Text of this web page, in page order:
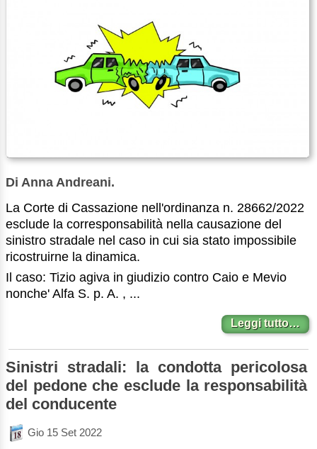
Di Anna Andreani.
La Corte di Cassazione nell'ordinanza n. 28662/2022
esclude la corresponsabilità nella causazione del
sinistro stradale nel caso in cui sia stato impossibile
ricostruirne la dinamica.
Il caso: Tizio agiva in giudizio contro Caio e Mevio
nonche' Alfa S. p. A. , ...
Leggi tutto…
Sinistri stradali: la condotta pericolosa
del pedone che esclude la responsabilità
del conducente
Gio 15 Set 2022